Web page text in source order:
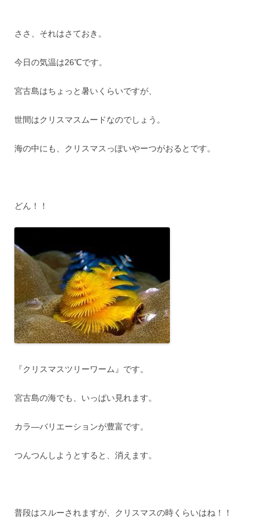
ささ、それはさておき。
今日の気温は26℃です。
宮古島はちょっと暑いくらいですが、
世間はクリスマスムードなのでしょう。
海の中にも、クリスマスっぽいやーつがおるとです。
どん！！
『クリスマスツリーワーム』です。
宮古島の海でも、いっぱい見れます。
カラ―バリエーションが豊富です。
つんつんしようとすると、消えます。
普段はスルーされますが、クリスマスの時くらいはね！！